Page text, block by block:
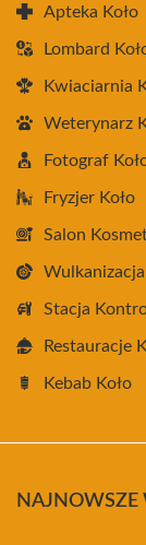
Apteka Koło
Lombard
Kwiaciarnia
Weterynarz
Fotograf
Fryzjer Koło
Salon
Wulkanizacja
Stacja
Restauracje
Kebab Koło
NAJNOWSZE